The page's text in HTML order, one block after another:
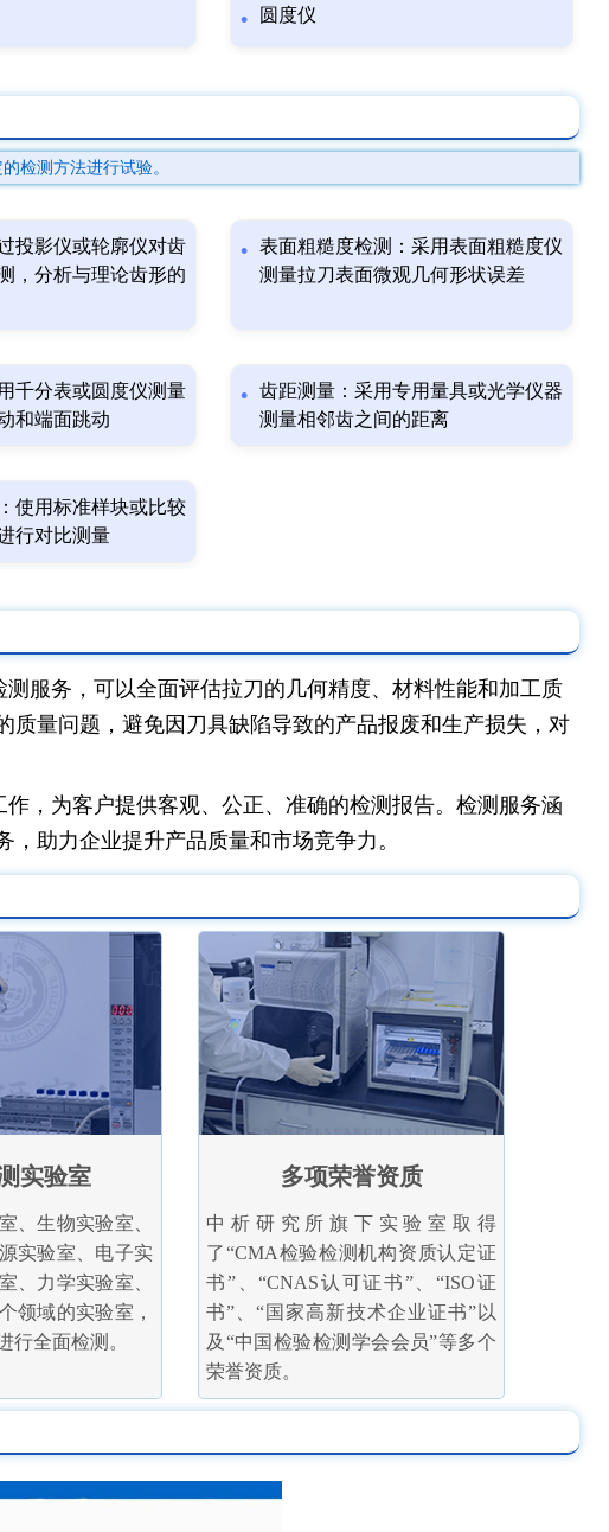
圆度仪
检测方法进行试验。
投影仪或轮廓仪对齿
，分析与理论齿形的
表面粗糙度检测：采用表面粗糙度仪
测量拉刀表面微观几何形状误差
千分表或圆度仪测量
和端面跳动
齿距测量：采用专用量具或光学仪器
测量相邻齿之间的距离
使用标准样块或比较
行对比测量
服务，可以全面评估拉刀的几何精度、材料性能和加工质
量问题，避免因刀具缺陷导致的产品报废和生产损失，对
，为客户提供客观、公正、准确的检测报告。检测服务涵
助力企业提升产品质量和市场竞争力。
实验室
、生物实验室、
实验室、电子实
、力学实验室、
领域的实验室，
行全面检测。
多项荣誉资质
中析研究所旗下实验室取得
了“CMA检验检测机构资质认定证
书”、“CNAS认可证书”、“ISO证
书”、“国家高新技术企业证书”以
及“中国检验检测学会会员”等多个
荣誉资质。